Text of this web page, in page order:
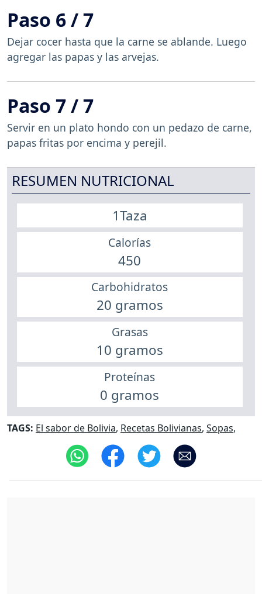
Paso 6 / 7
Dejar cocer hasta que la carne se ablande. Luego
agregar las papas y las arvejas.
Paso 7 / 7
Servir en un plato hondo con un pedazo de carne,
papas fritas por encima y perejil.
RESUMEN NUTRICIONAL
1Taza
Calorías
450
Carbohidratos
20 gramos
Grasas
10 gramos
Proteínas
0 gramos
TAGS: El sabor de Bolivia, Recetas Bolivianas, Sopas,